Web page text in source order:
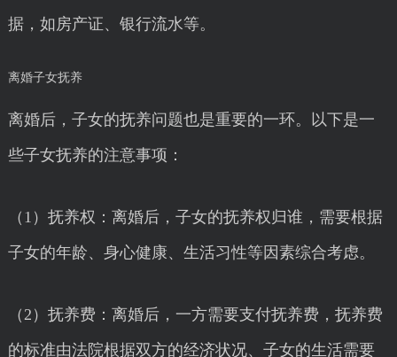
据，如房产证、银行流水等。
离婚子女抚养
离婚后，子女的抚养问题也是重要的一环。以下是一
些子女抚养的注意事项：
（1）抚养权：离婚后，子女的抚养权归谁，需要根据
子女的年龄、身心健康、生活习性等因素综合考虑。
（2）抚养费：离婚后，一方需要支付抚养费，抚养费
的标准由法院根据双方的经济状况、子女的生活需要